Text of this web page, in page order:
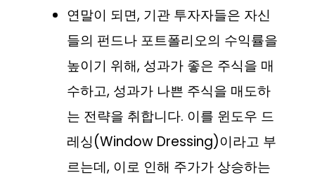
연말이 되면, 기관 투자자들은 자신
들의 펀드나 포트폴리오의 수익률을
높이기 위해, 성과가 좋은 주식을 매
수하고, 성과가 나쁜 주식을 매도하
는 전략을 취합니다. 이를 윈도우 드
레싱(Window Dressing)이라고 부
르는데, 이로 인해 주가가 상승하는